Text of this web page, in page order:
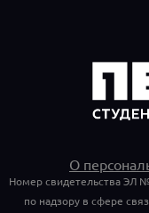
О
Номер свидетельства ЭЛ
по надзору в сфере